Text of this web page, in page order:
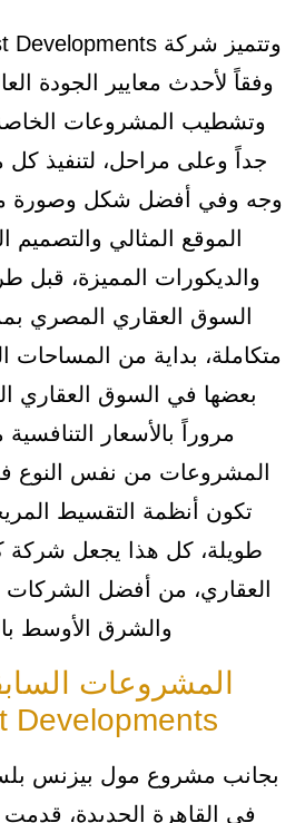
وفقاً لأحدث معايير الجودة
وتشطيب المشروعات
جداً وعلى مراحل، لتنفيذ
وجه وفي أفضل شكل وصورة
الموقع المثالي
والديكورات المميزة،
السوق العقاري المصري
متكاملة، بداية من المساحات
بعضها في السوق العقاري
مروراً بالأسعار
المشروعات من نفس النوع في
تكون أنظمة التقسيط
طويلة، كل هذا يجعل شركة
العقاري، من أفضل الشركات
والشرق الأوسط
المشروعات
Developments
بجانب مشروع مول بيزنس